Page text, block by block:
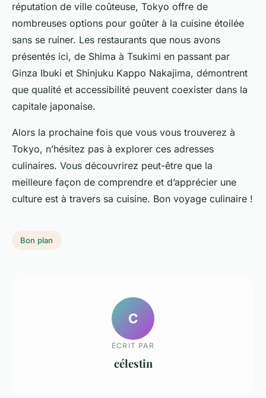
réputation de ville coûteuse, Tokyo offre de
nombreuses options pour goûter à la cuisine étoilée
sans se ruiner. Les restaurants que nous avons
présentés ici, de Shima à Tsukimi en passant par
Ginza Ibuki et Shinjuku Kappo Nakajima, démontrent
que qualité et accessibilité peuvent coexister dans la
capitale japonaise.
Alors la prochaine fois que vous vous trouverez à
Tokyo, n’hésitez pas à explorer ces adresses
culinaires. Vous découvrirez peut-être que la
meilleure façon de comprendre et d’apprécier une
culture est à travers sa cuisine. Bon voyage culinaire !
Bon plan
C
ECRIT PAR
célestin